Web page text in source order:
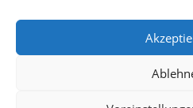
Telefon (0 91 61) 33 84